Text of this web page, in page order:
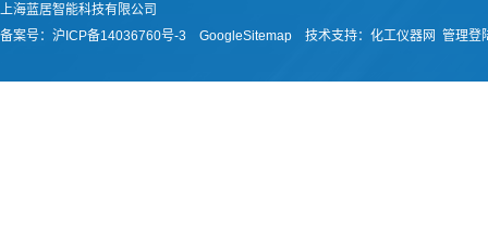
上海蓝居智能科技有限公司
备案号： 沪ICP备14036760号-3 GoogleSitemap 技术支持： 化工仪器网 管理登